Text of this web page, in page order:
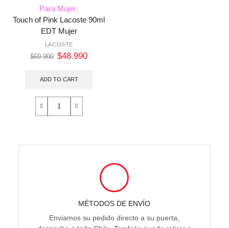
Para Mujer
Touch of Pink Lacoste 90ml
EDT Mujer
LACOSTE
$69.900 $48.990
ADD TO CART
MÉTODOS DE ENVÍO
Enviamos su pedido directo a su puerta,